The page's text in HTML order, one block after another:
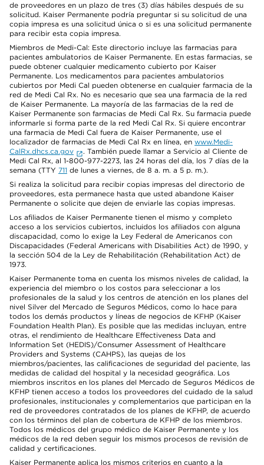
de proveedores en un plazo de tres (3) días hábiles después de su
solicitud. Kaiser Permanente podría preguntar si su solicitud de una
copia impresa es una solicitud única o si es una solicitud permanente
para recibir esta copia impresa.
Miembros de Medi-Cal: Este directorio incluye las farmacias para
pacientes ambulatorios de Kaiser Permanente. En estas farmacias, se
puede obtener cualquier medicamento cubierto por Kaiser
Permanente. Los medicamentos para pacientes ambulatorios
cubiertos por Medi Cal pueden obtenerse en cualquier farmacia de la
red de Medi Cal Rx. No es necesario que sea una farmacia de la red
de Kaiser Permanente. La mayoría de las farmacias de la red de
Kaiser Permanente son farmacias de Medi Cal Rx. Su farmacia puede
informarle si forma parte de la red Medi Cal Rx. Si quiere encontrar
una farmacia de Medi Cal fuera de Kaiser Permanente, use el
localizador de farmacias de Medi Cal Rx en línea, en www.Medi-
CalRx.dhcs.ca.gov
. También puede llamar a Servicio al Cliente de
Medi Cal Rx, al 1-800-977-2273, las 24 horas del día, los 7 días de la
semana (TTY 711 de lunes a viernes, de 8 a. m. a 5 p. m.).
Si realiza la solicitud para recibir copias impresas del directorio de
proveedores, esta permanece hasta que usted abandone Kaiser
Permanente o solicite que dejen de enviarle las copias impresas.
Los afiliados de Kaiser Permanente tienen el mismo y completo
acceso a los servicios cubiertos, incluidos los afiliados con alguna
discapacidad, como lo exige la Ley Federal de Americanos con
Discapacidades (Federal Americans with Disabilities Act) de 1990, y
la sección 504 de la Ley de Rehabilitación (Rehabilitation Act) de
1973.
Kaiser Permanente toma en cuenta los mismos niveles de calidad, la
experiencia del miembro o los costos para seleccionar a los
profesionales de la salud y los centros de atención en los planes del
nivel Silver del Mercado de Seguros Médicos, como lo hace para
todos los demás productos y líneas de negocios de KFHP (Kaiser
Foundation Health Plan). Es posible que las medidas incluyan, entre
otras, el rendimiento de Healthcare Effectiveness Data and
Information Set (HEDIS)/Consumer Assessment of Healthcare
Providers and Systems (CAHPS), las quejas de los
miembros/pacientes, las calificaciones de seguridad del paciente, las
medidas de calidad del hospital y la necesidad geográfica. Los
miembros inscritos en los planes del Mercado de Seguros Médicos de
KFHP tienen acceso a todos los proveedores del cuidado de la salud
profesionales, institucionales y complementarios que participan en la
red de proveedores contratados de los planes de KFHP, de acuerdo
con los términos del plan de cobertura de KFHP de los miembros.
Todos los médicos del grupo médico de Kaiser Permanente y los
médicos de la red deben seguir los mismos procesos de revisión de
calidad y certificaciones.
Kaiser Permanente aplica los mismos criterios en cuanto a la